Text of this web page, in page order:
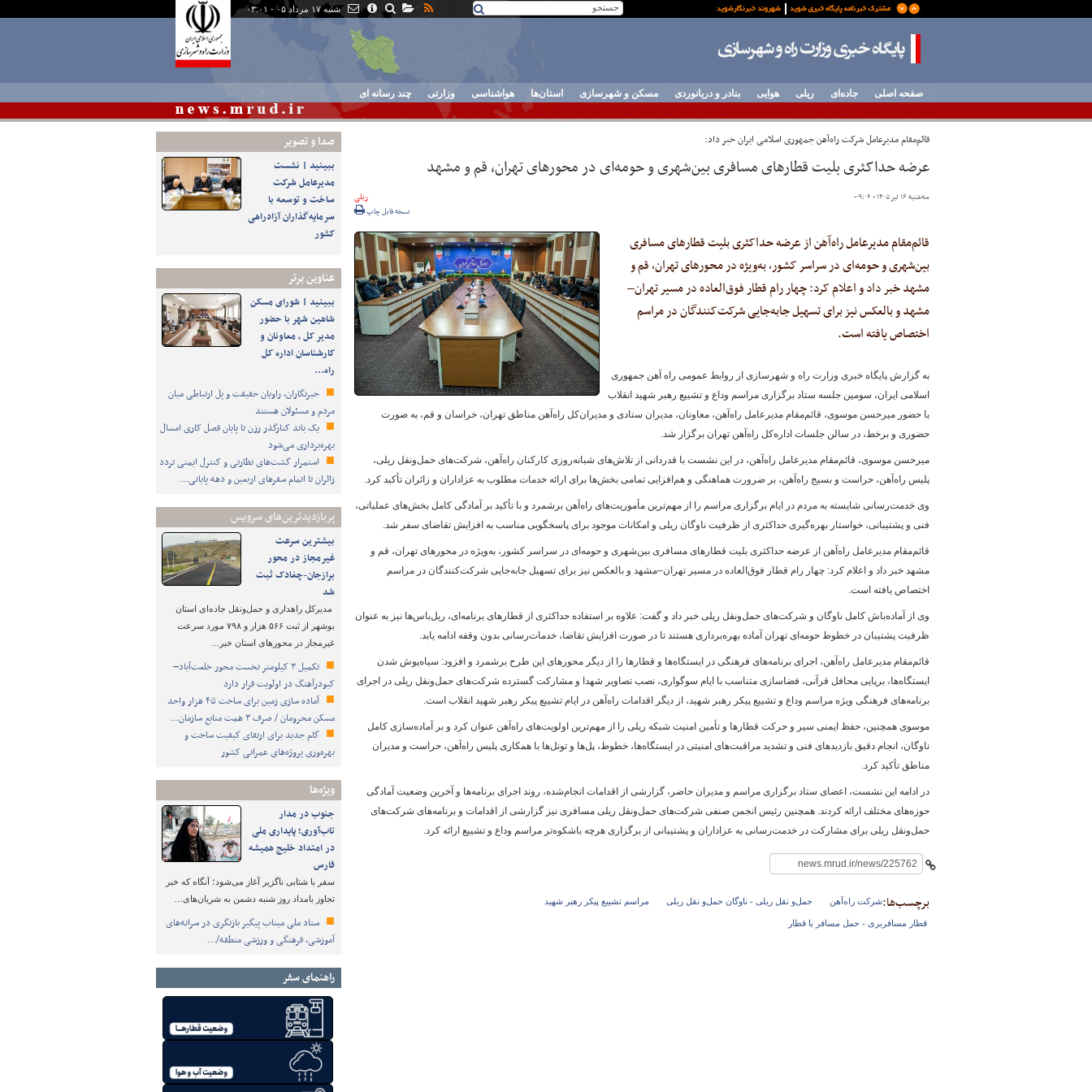
شنبه ۱۷ مرداد ۰۵ - ۰۳:۰۱
پایگاه خبری وزارت راه و
صفحه اصلی جاده‌ای ریلی هوایی بنادر و دریانوردی مسکن و شهرسازی استان‌ها هواشناسی وزارتی چند رسانه ای
صدا و تصوير
ببینید | نشست
مدیرعامل شرکت
ساخت و توسعه با
سرمایه‌گذاران آزادراهی
کشور
عناوین برتر
ببینید | شورای مسکن
شاهین شهر با حضور
مدیر کل ، معاونان و
کارشناسان اداره کل
راه…
خبرنگاران، راویان حقیقت و پل ارتباطی میان
مردم و مسئولان هستند
یک باند کنارگذر رزن تا پایان فصل کاری امسال
بهره‌برداری می‌شود
استمرار گشت‌های نظارتی و کنترل ایمنی تردد
زائران تا اتمام سفرهای اربعین و دهه پایانی…
پربازدیدترین‌های سرویس
بیشترین سرعت
غیرمجاز در محور
برازجان-چغادک ثبت
شد
مدیرکل راهداری و حمل‌ونقل جاده‌ای استان
بوشهر از ثبت ۵۶۶ هزار و ۷۹۸ مورد سرعت
غیرمجاز در محورهای استان خبر…
تکمیل ۳ کیلومتر نخست محور خلعت‌آباد–
کبودرآهنگ در اولویت قرار دارد
آماده سازی زمین برای ساخت ۴۵ هزار واحد
مسکن محرومان / صرف ۳ همت منابع سازمان…
گام جدید برای ارتقای کیفیت ساخت و
بهره‌وری پروژه‌های عمرانی کشور
ویژه‌ها
جنوب در مدار
تاب‌آوری؛ پایداری ملی
در امتداد خلیج همیشه
فارس
سفر با شتابی ناگزیر آغاز می‌شود؛ آنگاه که خبر
تجاوز بامداد روز شنبه دشمن به شریان‌های…
ستاد ملی میناب پیگیر بازنگری در سرانه‌های
آموزشی، فرهنگی و ورزشی منطقه/…
راهنمای سفر
قائم‌مقام مدیرعامل شرکت راه‌آهن جمهوری اسلامی ایران خبر داد:
عرضه حداکثری بلیت قطارهای مسافری بین‌شهری و حومه‌ای در محورهای تهران، قم و مشهد
سه‌شنبه ۱۶ تیر ۱۴۰۵ - ۰۹:۰۶ -
ریلی
نسخه قابل چاپ
قائم‌مقام مدیرعامل راه‌آهن از عرضه حداکثری بلیت قطارهای مسافری
بین‌شهری و حومه‌ای در سراسر کشور، به‌ویژه در محورهای تهران، قم و
مشهد خبر داد و اعلام کرد: چهار رام قطار فوق‌العاده در مسیر تهران–
مشهد و بالعکس نیز برای تسهیل جابه‌جایی شرکت‌کنندگان در مراسم
اختصاص یافته است.
به گزارش پایگاه خبری وزارت راه و شهرسازی از روابط عمومی راه آهن جمهوری
اسلامی ایران، سومین جلسه ستاد برگزاری مراسم وداع و تشییع رهبر شهید انقلاب
با حضور میرحسن موسوی، قائم‌مقام مدیرعامل راه‌آهن، معاونان، مدیران ستادی و مدیران‌کل راه‌آهن مناطق تهران، خراسان و قم، به صورت
حضوری و برخط، در سالن جلسات اداره‌کل راه‌آهن تهران برگزار شد.
میرحسن موسوی، قائم‌مقام مدیرعامل راه‌آهن، در این نشست با قدردانی از تلاش‌های شبانه‌روزی کارکنان راه‌آهن، شرکت‌های حمل‌ونقل ریلی،
پلیس راه‌آهن، حراست و بسیج راه‌آهن، بر ضرورت هماهنگی و هم‌افزایی تمامی بخش‌ها برای ارائه خدمات مطلوب به عزاداران و زائران تأکید کرد.
وی خدمت‌رسانی شایسته به مردم در ایام برگزاری مراسم را از مهم‌ترین مأموریت‌های راه‌آهن برشمرد و با تأکید بر آمادگی کامل بخش‌های عملیاتی،
فنی و پشتیبانی، خواستار بهره‌گیری حداکثری از ظرفیت ناوگان ریلی و امکانات موجود برای پاسخگویی مناسب به افزایش تقاضای سفر شد.
قائم‌مقام مدیرعامل راه‌آهن از عرضه حداکثری بلیت قطارهای مسافری بین‌شهری و حومه‌ای در سراسر کشور، به‌ویژه در محورهای تهران، قم و
مشهد خبر داد و اعلام کرد: چهار رام قطار فوق‌العاده در مسیر تهران–مشهد و بالعکس نیز برای تسهیل جابه‌جایی شرکت‌کنندگان در مراسم
اختصاص یافته است.
وی از آماده‌باش کامل ناوگان و شرکت‌های حمل‌ونقل ریلی خبر داد و گفت: علاوه بر استفاده حداکثری از قطارهای برنامه‌ای، ریل‌باس‌ها نیز به عنوان
ظرفیت پشتیبان در خطوط حومه‌ای تهران آماده بهره‌برداری هستند تا در صورت افزایش تقاضا، خدمات‌رسانی بدون وقفه ادامه یابد.
قائم‌مقام مدیرعامل راه‌آهن، اجرای برنامه‌های فرهنگی در ایستگاه‌ها و قطارها را از دیگر محورهای این طرح برشمرد و افزود: سیاه‌پوش شدن
ایستگاه‌ها، برپایی محافل قرآنی، فضاسازی متناسب با ایام سوگواری، نصب تصاویر شهدا و مشارکت گسترده شرکت‌های حمل‌ونقل ریلی در اجرای
برنامه‌های فرهنگی ویژه مراسم وداع و تشییع پیکر رهبر شهید، از دیگر اقدامات راه‌آهن در ایام تشییع پیکر رهبر شهید انقلاب است.
موسوی همچنین، حفظ ایمنی سیر و حرکت قطارها و تأمین امنیت شبکه ریلی را از مهم‌ترین اولویت‌های راه‌آهن عنوان کرد و بر آماده‌سازی کامل
ناوگان، انجام دقیق بازدیدهای فنی و تشدید مراقبت‌های امنیتی در ایستگاه‌ها، خطوط، پل‌ها و تونل‌ها با همکاری پلیس راه‌آهن، حراست و مدیران
مناطق تأکید کرد.
در ادامه این نشست، اعضای ستاد برگزاری مراسم و مدیران حاضر، گزارشی از اقدامات انجام‌شده، روند اجرای برنامه‌ها و آخرین وضعیت آمادگی
حوزه‌های مختلف ارائه کردند. همچنین رئیس انجمن صنفی شرکت‌های حمل‌ونقل ریلی مسافری نیز گزارشی از اقدامات و برنامه‌های شرکت‌های
حمل‌ونقل ریلی برای مشارکت در خدمت‌رسانی به عزاداران و پشتیبانی از برگزاری هرچه باشکوه‌تر مراسم وداع و تشییع ارائه کرد.
برچسب‌ها:شرکت راه‌آهن حمل‌و نقل ریلی - ناوگان حمل‌و نقل ریلی مراسم تشییع پیکر رهبر شهید
قطار مسافربری - حمل مسافر با قطار